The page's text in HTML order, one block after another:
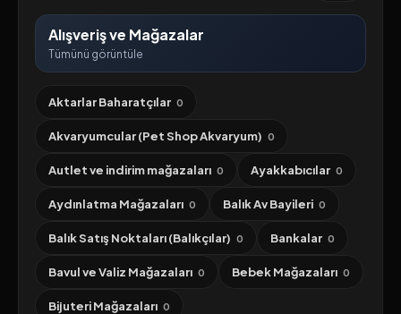
Alışveriş ve Mağazalar
Tümünü görüntüle
Aktarlar Baharatçılar 0
Akvaryumcular (Pet Shop Akvaryum) 0
Autlet ve indirim mağazaları 0 Ayakkabıcılar 0
Aydınlatma Mağazaları 0 Balık Av Bayileri 0
Balık Satış Noktaları (Balıkçılar) 0 Bankalar 0
Bavul ve Valiz Mağazaları 0 Bebek Mağazaları 0
Bijuteri Mağazaları 0